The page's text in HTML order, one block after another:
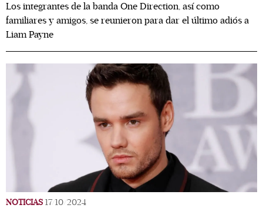
Los integrantes de la banda One Direction, así como
familiares y amigos, se reunieron para dar el último adiós a
Liam Payne
NOTICIAS 17/10/2024